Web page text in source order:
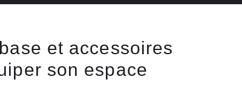
et accessoires
son espace